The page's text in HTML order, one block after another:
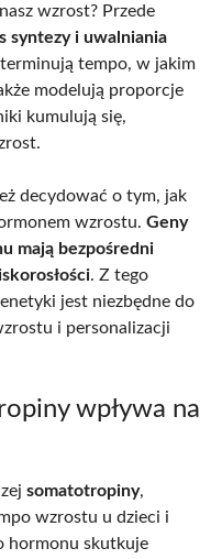
wzrost? Przede
syntezy i uwalniania
tempo, w jakim
modelują proporcje
kumulują się,
decydować o tym, jak
wzrostu. Geny
mają bezpośredni
. Z tego
jest niezbędne do
i personalizacji
wpływa na
somatotropiny,
wzrostu u dzieci i
hormonu skutkuje